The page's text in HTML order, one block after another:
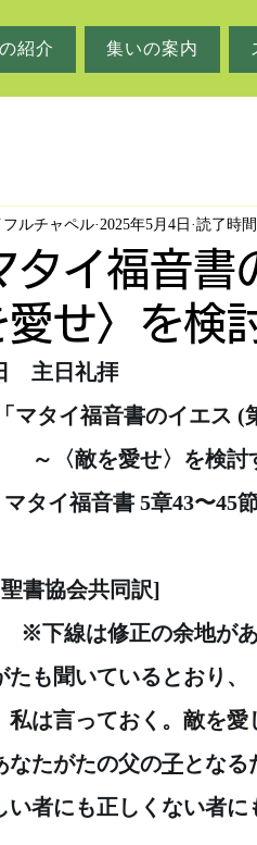
紹介 集いの案内
イ福音書
愛せ〉を検
ルチャペル 2025年5月4日 読了時
　主日礼拝
「マタイ福音書のイエス (
愛せ〉を検討す
マタイ福音書 5章43〜45
会共同訳]
正の余地がある
たも聞いているとおり
私は言っておく。敵を
なたがたの父の子となる
い者にも正しくない者